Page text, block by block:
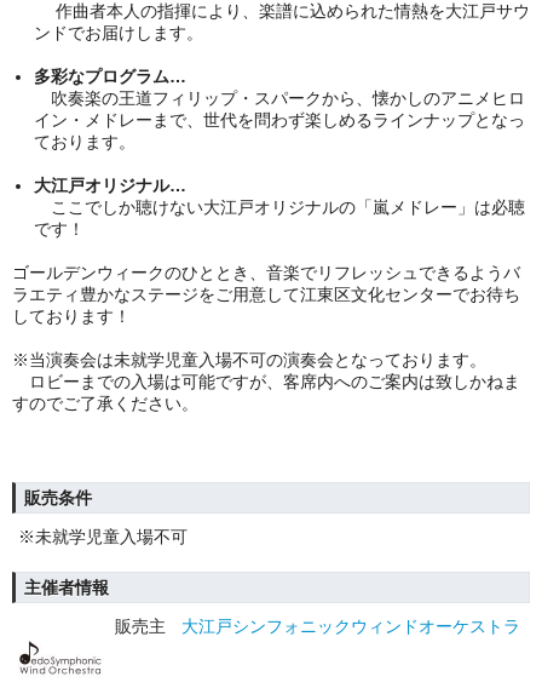
作曲者本人の指揮により、楽譜に込められた情熱を大江戸サウ
ンドでお届けします。
多彩なプログラム…
吹奏楽の王道フィリップ・スパークから、懐かしのアニメヒロ
イン・メドレーまで、世代を問わず楽しめるラインナップとなっ
ております。
大江戸オリジナル…
ここでしか聴けない大江戸オリジナルの「嵐メドレー」は必聴
です！
ゴールデンウィークのひととき、音楽でリフレッシュできるようバ
ラエティ豊かなステージをご用意して江東区文化センターでお待ち
しております！
※当演奏会は未就学児童入場不可の演奏会となっております。
ロビーまでの入場は可能ですが、客席内へのご案内は致しかねま
すのでご了承ください。
販売条件
※未就学児童入場不可
主催者情報
販売主
大江戸シンフォニックウィンドオーケストラ